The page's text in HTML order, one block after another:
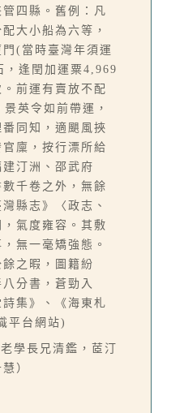
四縣。舊例：凡
大小船為六等，
(當時臺灣年須運
，逢閏加運粟4,969
前運有賣放不配
英令如前帶運，
同知，適颶風挾
廩，按行漂所給
汀洲、邵武府
千卷之外，無餘
縣志》〈政志、
氣度雍容。其敷
無一毫矯強態。
之暇，圖籍紛
分書，蒼勁入
集》、《海東札
平台網站)
學長兄清鑑，茝汀
）